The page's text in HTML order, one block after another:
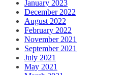
January 2023
December 2022
August 2022
February 2022
November 2021
September 2021
July 2021
May 2021